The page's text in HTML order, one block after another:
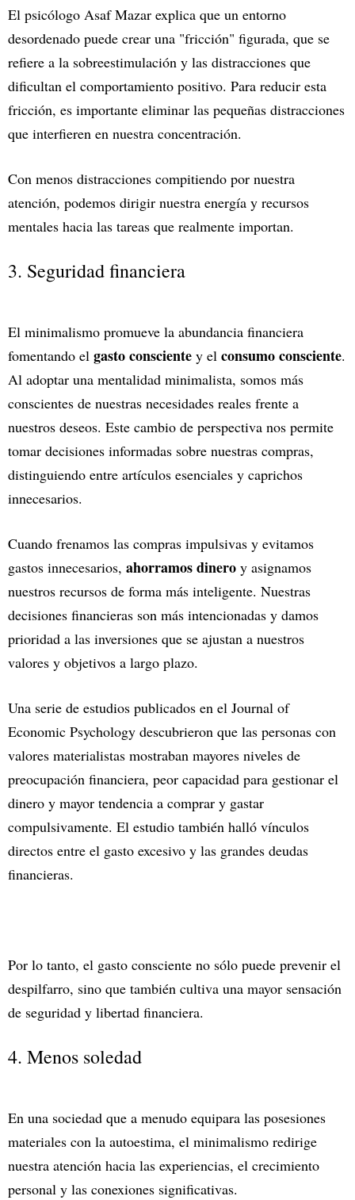
El psicólogo Asaf Mazar explica que un entorno
desordenado puede crear una "fricción" figurada, que se
refiere a la sobreestimulación y las distracciones que
dificultan el comportamiento positivo. Para reducir esta
fricción, es importante eliminar las pequeñas distracciones
que interfieren en nuestra concentración.
Con menos distracciones compitiendo por nuestra
atención, podemos dirigir nuestra energía y recursos
mentales hacia las tareas que realmente importan.
3. Seguridad financiera
El minimalismo promueve la abundancia financiera
fomentando el gasto consciente y el consumo consciente.
Al adoptar una mentalidad minimalista, somos más
conscientes de nuestras necesidades reales frente a
nuestros deseos. Este cambio de perspectiva nos permite
tomar decisiones informadas sobre nuestras compras,
distinguiendo entre artículos esenciales y caprichos
innecesarios.
Cuando frenamos las compras impulsivas y evitamos
gastos innecesarios, ahorramos dinero y asignamos
nuestros recursos de forma más inteligente. Nuestras
decisiones financieras son más intencionadas y damos
prioridad a las inversiones que se ajustan a nuestros
valores y objetivos a largo plazo.
Una serie de estudios publicados en el Journal of
Economic Psychology descubrieron que las personas con
valores materialistas mostraban mayores niveles de
preocupación financiera, peor capacidad para gestionar el
dinero y mayor tendencia a comprar y gastar
compulsivamente. El estudio también halló vínculos
directos entre el gasto excesivo y las grandes deudas
financieras.
Por lo tanto, el gasto consciente no sólo puede prevenir el
despilfarro, sino que también cultiva una mayor sensación
de seguridad y libertad financiera.
4. Menos soledad
En una sociedad que a menudo equipara las posesiones
materiales con la autoestima, el minimalismo redirige
nuestra atención hacia las experiencias, el crecimiento
personal y las conexiones significativas.